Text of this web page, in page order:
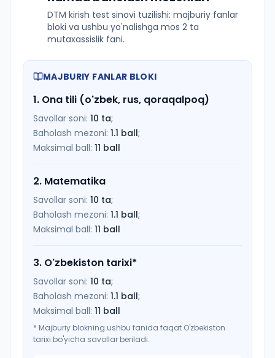
DTM kirish test sinovi tuzilishi: majburiy fanlar
bloki va ushbu yo'nalishga mos 2 ta
mutaxassislik fani.
MAJBURIY FANLAR BLOKI
1. Ona tili (o'zbek, rus, qoraqalpoq)
Savollar soni: 10 ta;
Baholash mezoni: 1.1 ball;
Maksimal ball: 11 ball
2. Matematika
Savollar soni: 10 ta;
Baholash mezoni: 1.1 ball;
Maksimal ball: 11 ball
3. O'zbekiston tarixi*
Savollar soni: 10 ta;
Baholash mezoni: 1.1 ball;
Maksimal ball: 11 ball
* Majburiy blokning ushbu fanida faqat O'zbekiston
tarixi bo'yicha savollar beriladi.